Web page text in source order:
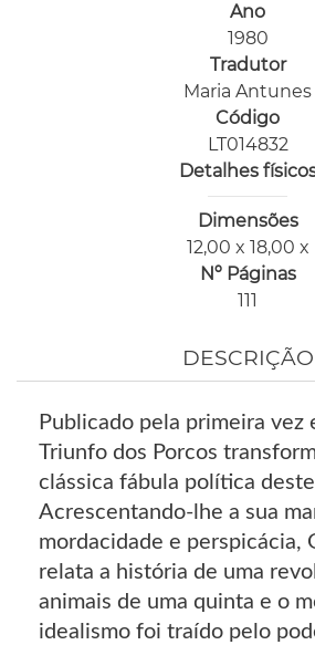
Ano
1980
Tradutor
Maria Antunes
Código
LT014832
Detalhes
Dimensões
12,00 x 18,00 x
Nº Páginas
111
DESCRIÇÃO
Publicado pela primeira vez
Triunfo dos Porcos
clássica fábula política
Acrescentando-lhe a sua
mordacidade e perspicácia,
relata a história de uma
animais de uma quinta e o
idealismo foi traído pelo